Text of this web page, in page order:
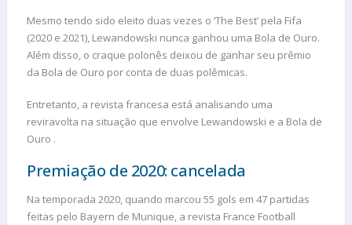
Mesmo tendo sido eleito duas vezes o ‘The Best’ pela Fifa
(2020 e 2021), Lewandowski nunca ganhou uma Bola de Ouro.
Além disso, o craque polonês deixou de ganhar seu prêmio
da Bola de Ouro por conta de duas polêmicas.
Entretanto, a revista francesa está analisando uma
reviravolta na situação que envolve Lewandowski e a Bola de
Ouro .
Premiação de 2020: cancelada
Na temporada 2020, quando marcou 55 gols em 47 partidas
feitas pelo Bayern de Munique, a revista France Football